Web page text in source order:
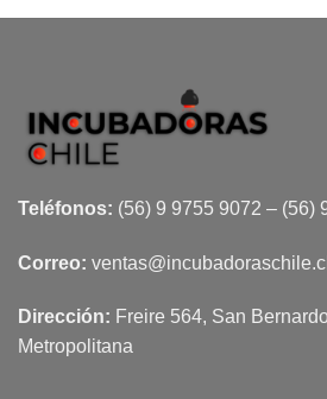
Teléfonos: (56) 9 9755 9072 – (56)
Correo: ventas@incubadoraschile.cl
Dirección: Freire 564, San
Metropolitana